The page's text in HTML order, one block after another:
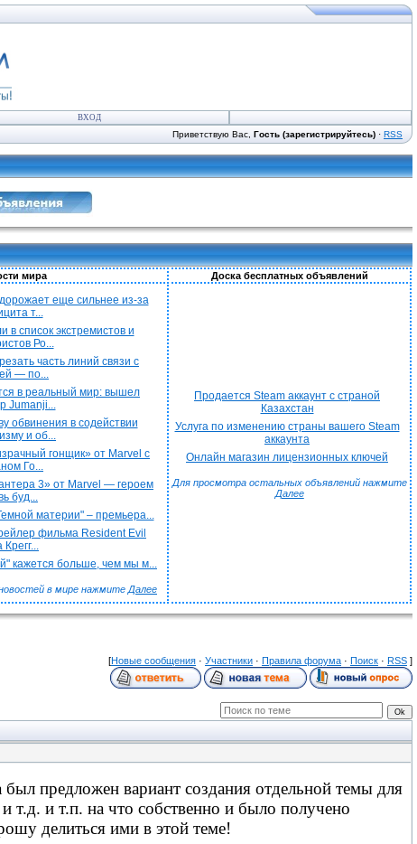
ВХОД
Приветствую Вас, Гость (зарегистрируйтесь) · RSS
мира Доска бесплатных объявлений
еще сильнее из-за
т...
в список экстремистов и
Ро...
часть линий связи с
— по...
в реальный мир: вышел
Jumanji...
обвинения в содействии
и об...
гонщик» от Marvel с
Го...
3» от Marvel — героем
буд...
материи" – премьера...
фильма Resident Evil
Крегг...
кажется больше, чем мы м...
в мире нажмите Далее
Продается Steam аккаунт с страной
Казахстан
Услуга по изменению страны вашего Steam
аккаунта
Онлайн магазин лицензионных ключей
Для просмотра остальных объявлений нажмите
Далее
[Новые сообщения · Участники · Правила форума · Поиск · RSS ]
предложен вариант создания отдельной темы для
т.д. и т.п. на что собственно и было получено
делиться ими в этой теме!